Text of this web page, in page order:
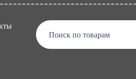
Поиск по товарам